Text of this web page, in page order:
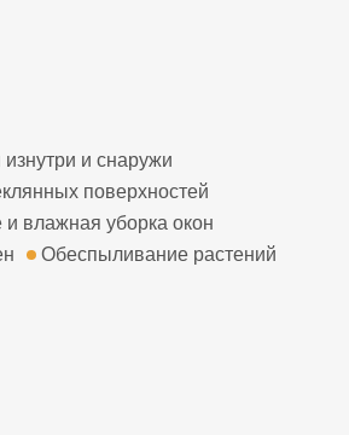
и снаружи
поверхностей
и влажная уборка окон
Обеспыливание растений